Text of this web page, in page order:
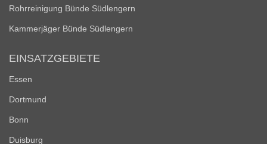
Rohrreinigung Bünde Südlengern
Kammerjäger Bünde Südlengern
EINSATZGEBIETE
Essen
Dortmund
Bonn
Duisburg